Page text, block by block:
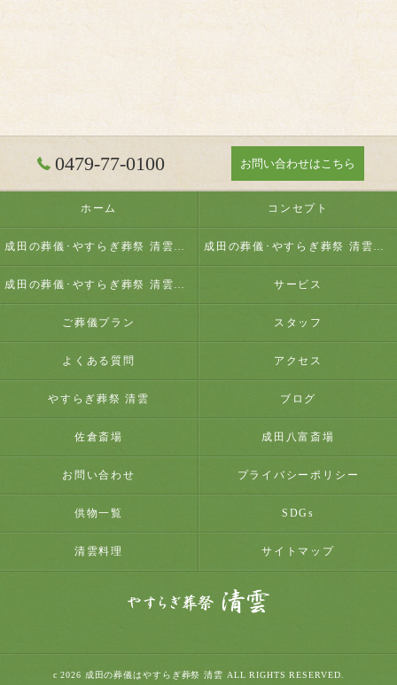
0479-77-0100 お問い合わせはこちら
ホーム コンセプト
成田の葬儀･やすらぎ葬祭 清雲の口コミ情報 成田の葬儀･やすらぎ葬祭 清雲の評判
成田の葬儀･やすらぎ葬祭 清雲のお客様の声 サービス
ご葬儀プラン スタッフ
よくある質問 アクセス
やすらぎ葬祭 清雲 ブログ
佐倉斎場 成田八富斎場
お問い合わせ プライバシーポリシー
供物一覧 SDGs
清雲料理 サイトマップ
c 2026 成田の葬儀はやすらぎ葬祭 清雲 ALL RIGHTS RESERVED.